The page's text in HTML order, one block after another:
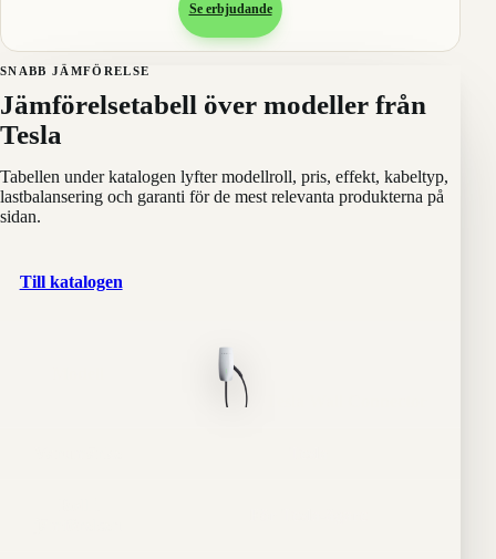
Se erbjudande
SNABB JÄMFÖRELSE
Jämförelsetabell över modeller från
Tesla
Tabellen under katalogen lyfter modellroll, pris, effekt, kabeltyp,
lastbalansering och garanti för de mest relevanta produkterna på
sidan.
Till katalogen